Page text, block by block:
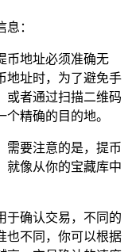
：
币地址必须准确无
地址时，为了避免手
或者通过扫描二维码
精确的目的地。
需要注意的是，提币
就像从你的宝藏库中
于确认交易，不同的
也不同，你可以根据